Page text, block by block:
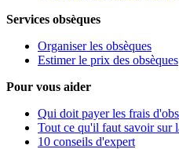
Services obsèques
Organiser les obsèques
Estimer le prix des obsèques
Pour vous aider
Qui doit payer les frais
Tout ce qu'il faut savoir sur
10 conseils d'expert